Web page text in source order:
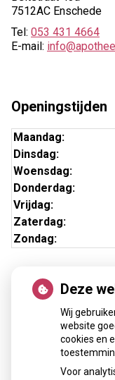
7512AC Enschede
Tel: 053 431 4664
E-mail:
Openingstijden
Maandag:
Dinsdag:
Woensdag:
Donderdag:
Vrijdag:
Zaterdag:
Zondag:
Online regelen
Deze
Wij
website
cookies en
Voor